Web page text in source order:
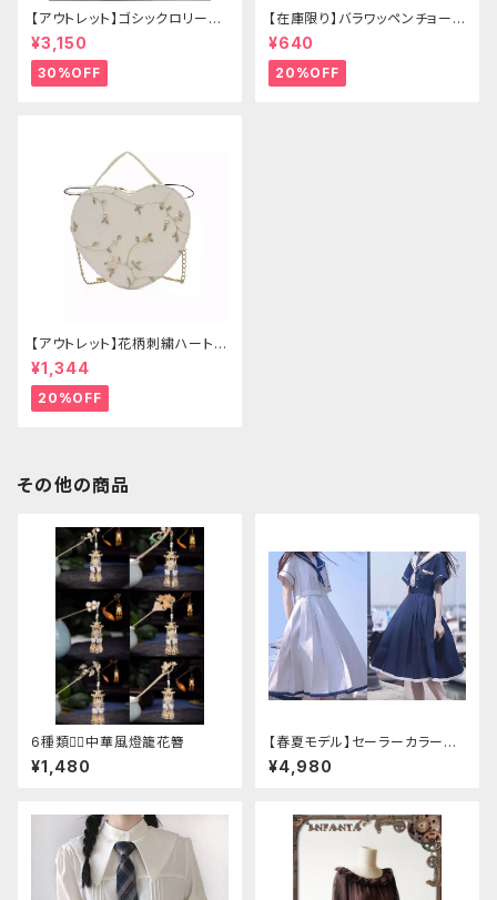
【アウトレット】ゴシックロリータ
ゴールドクラウン＆ホーン(ヴェ
ール付き)
¥3,150
30%OFF
【在庫限り】バラワッペンチョーカ
ー
¥640
20%OFF
【アウトレット】花柄刺繍ハートバ
ッグ
¥1,344
20%OFF
その他の商品
6種類❁⃘中華風燈籠花簪
¥1,480
【春夏モデル】セーラーカラープ
リーツワンピース
¥4,980